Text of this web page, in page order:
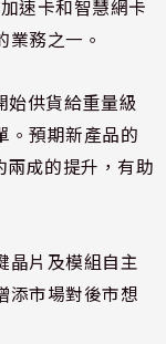
速卡和智慧網卡
務之一。
始供貨給重量級
。預期新產品的
兩成的提升，有助
晶片及模組自主
添市場對後市想